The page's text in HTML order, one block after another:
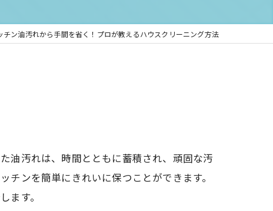
チン油汚れから手間を省く！プロが教えるハウスクリーニング方法
油汚れは、時間とともに蓄積され、頑固な汚
ンを簡単にきれいに保つことができます。
ます。